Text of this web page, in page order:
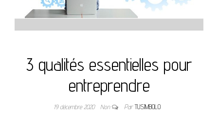
3 qualités essentielles pour
entreprendre
19 décembre 2020 Non ParTUSIMBOLO